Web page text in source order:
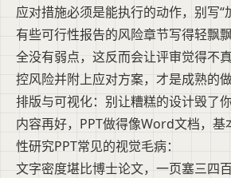
应对措施必须是能执行的动作，别写“
有些可行性报告的风险章节写得轻飘
全没有弱点，这反而会让评审觉得不
控风险并附上应对方案，才是成熟的做
排版与可视化：别让糟糕的设计毁了
内容再好，PPT做得像Word文档，基
性研究PPT常见的视觉毛病：
文字密度堪比博士论文，一页塞三四